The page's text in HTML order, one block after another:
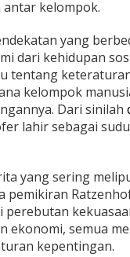
kelompok.
yang
dari kehidupan
tentang
kelompok
Dari sinilah
lahir sebagai
yang sering
pemikiran
perebutan
ekonomi, semua
kepentingan.